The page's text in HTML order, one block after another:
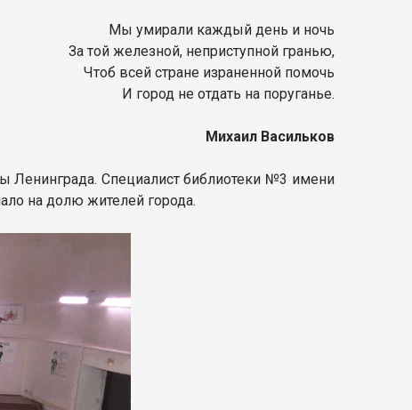
Мы умирали каждый день и ночь
За той железной, неприступной гранью,
Чтоб всей стране израненной помочь
И город не отдать на поруганье.
Михаил Васильков
Ленинграда. Специалист библиотеки №3 имени
на долю жителей города.